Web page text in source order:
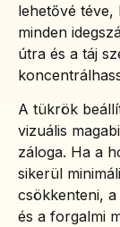
lehetővé téve,
minden
útra és a táj
A tükrök
vizuális
záloga. Ha a
sikerül
csökkenteni,
és a forgalmi